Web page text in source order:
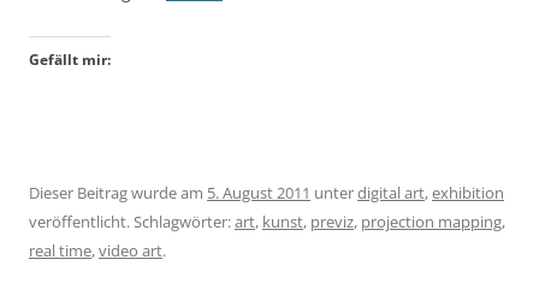
Gefällt mir:
Dieser Beitrag wurde am 5. August 2011 unterdigital art,exhibition
veröffentlicht. Schlagwörter:art, kunst, previz, projection mapping,
real time,video art.